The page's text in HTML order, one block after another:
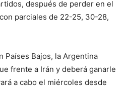
después de perder en el
parciales de 22-25, 30-28,
Países Bajos, la Argentina
frente a Irán y deberá ganarle
a cabo el miércoles desde